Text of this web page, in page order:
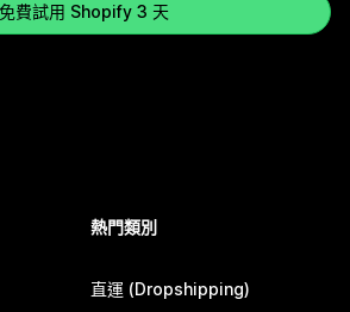
免費試用 Shopify 3 天
熱門類別
直運 (Dropshipping)